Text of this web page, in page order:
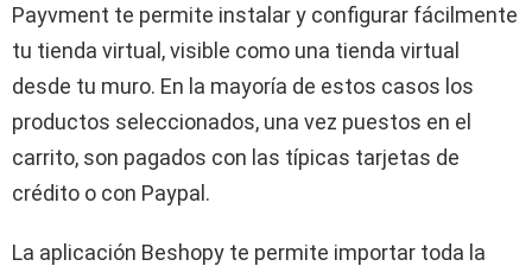
Payvment te permite instalar y configurar fácilmente
tu tienda virtual, visible como una tienda virtual
desde tu muro. En la mayoría de estos casos los
productos seleccionados, una vez puestos en el
carrito, son pagados con las típicas tarjetas de
crédito o con Paypal.
La aplicación Beshopy te permite importar toda la